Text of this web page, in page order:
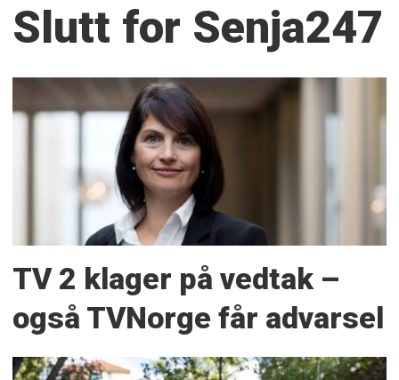
Slutt for Senja247
TV 2 klager på vedtak –
også TVNorge får advarsel